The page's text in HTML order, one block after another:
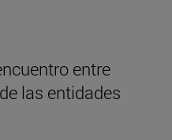
entre
las entidades